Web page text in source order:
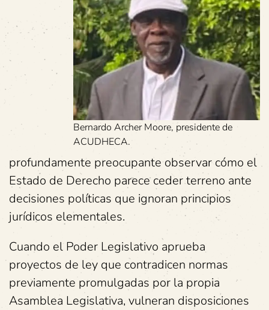
Bernardo Archer Moore, presidente de
ACUDHECA.
profundamente preocupante observar cómo el
Estado de Derecho parece ceder terreno ante
decisiones políticas que ignoran principios
jurídicos elementales.
Cuando el Poder Legislativo aprueba
proyectos de ley que contradicen normas
previamente promulgadas por la propia
Asamblea Legislativa, vulneran disposiciones